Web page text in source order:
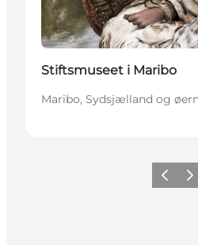
Stiftsmuseet i Maribo
Maribo, Sydsjælland og
Forrige